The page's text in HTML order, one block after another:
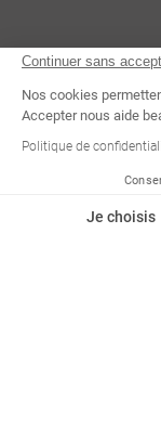
Continuer sans
Nos cookies
Accepter nous aide
Politique de
Je choisis